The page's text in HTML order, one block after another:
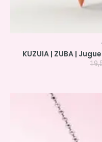
KUZUIA | ZUBA |